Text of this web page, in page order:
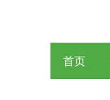
首页